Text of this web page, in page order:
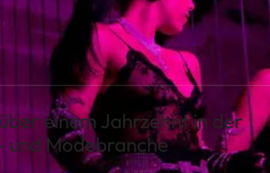
einem Jahrzehnt in der
und Modebranche